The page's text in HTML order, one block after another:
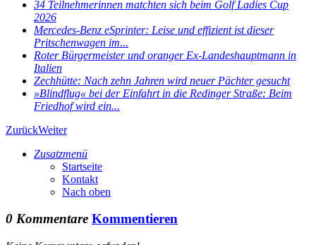
34 Teilnehmerinnen matchten sich beim Golf Ladies Cup
2026
Mercedes-Benz eSprinter: Leise und effizient ist dieser
Pritschenwagen im...
Roter Bürgermeister und oranger Ex-Landeshauptmann in
Italien
Zechhütte: Nach zehn Jahren wird neuer Pächter gesucht
»Blindflug« bei der Einfahrt in die Redinger Straße: Beim
Friedhof wird ein...
ZurückWeiter
Zusatzmenü
Startseite
Kontakt
Nach oben
0 Kommentare Kommentieren